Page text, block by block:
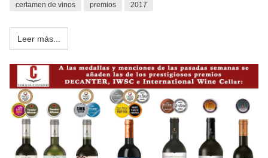
certamen de vinos premios 2017
Leer más...